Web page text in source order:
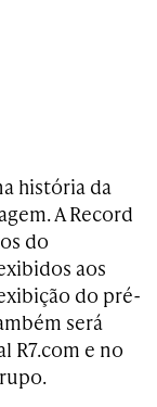
história da
A Record
do
aos
do pré-
será
R7.com e no